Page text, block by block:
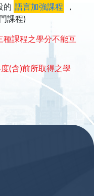
的 語言加強課程
，
課程)
課程之學分不能互
(含)前所取得之學